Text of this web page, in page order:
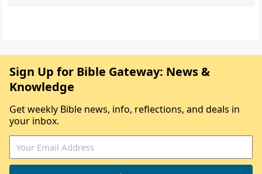
Sign Up for Bible Gateway: News &
Knowledge
Get weekly Bible news, info, reflections, and deals in
your inbox.